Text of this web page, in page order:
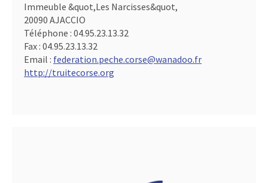
Immeuble &quot,Les Narcisses&quot,
20090 AJACCIO
Téléphone : 04.95.23.13.32
Fax : 04.95.23.13.32
Email : federation.peche.corse@wanadoo.fr
http://truitecorse.org